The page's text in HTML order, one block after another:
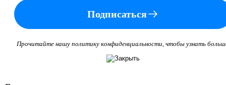
Подписаться
Прочитайте нашу политику конфиденциальности, чтобы узнать